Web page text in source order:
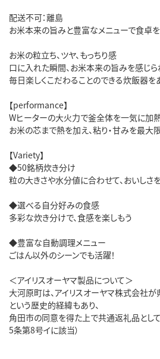
配送不可：離島
お米本来の旨みと豊富なメニューで食卓
お米の粒立ち、ツヤ、もっちり感
口に入れた瞬間、お米本来の旨みを感じら
毎日楽しくこだわることのできる炊飯器を
【performance】
Wヒーターの大火力で釜全体を一気に加
お米の芯まで熱を加え、粘り・甘みを最大
【Variety】
◆50銘柄炊き分け
粒の大きさや水分値に合わせて、おいしさ
◆選べる自分好みの食感
多彩な炊き分けで、食感を楽しもう
◆豊富な自動調理メニュー
ごはん以外のシーンでも活躍！
＜アイリスオーヤマ製品について＞
大河原町は、アイリスオーヤマ株式会社
という歴史的経緯もあり、
角田市の同意を得た上で共通返礼品とし
5条第8号イに該当）